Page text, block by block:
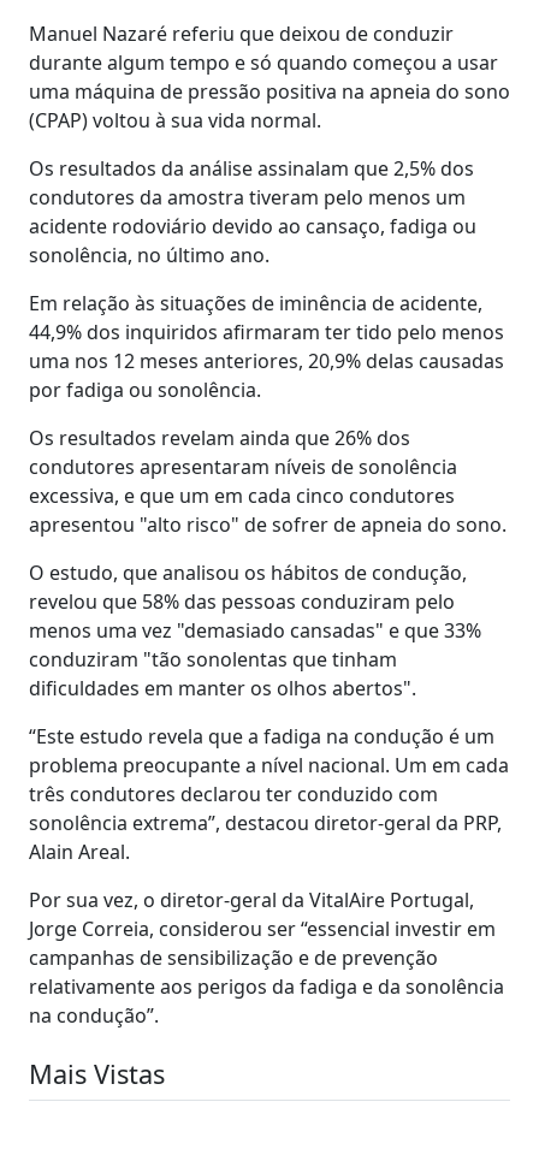
Manuel Nazaré referiu que deixou de conduzir
durante algum tempo e só quando começou a usar
uma máquina de pressão positiva na apneia do sono
(CPAP) voltou à sua vida normal.
Os resultados da análise assinalam que 2,5% dos
condutores da amostra tiveram pelo menos um
acidente rodoviário devido ao cansaço, fadiga ou
sonolência, no último ano.
Em relação às situações de iminência de acidente,
44,9% dos inquiridos afirmaram ter tido pelo menos
uma nos 12 meses anteriores, 20,9% delas causadas
por fadiga ou sonolência.
Os resultados revelam ainda que 26% dos
condutores apresentaram níveis de sonolência
excessiva, e que um em cada cinco condutores
apresentou "alto risco" de sofrer de apneia do sono.
O estudo, que analisou os hábitos de condução,
revelou que 58% das pessoas conduziram pelo
menos uma vez "demasiado cansadas" e que 33%
conduziram "tão sonolentas que tinham
dificuldades em manter os olhos abertos".
“Este estudo revela que a fadiga na condução é um
problema preocupante a nível nacional. Um em cada
três condutores declarou ter conduzido com
sonolência extrema”, destacou diretor-geral da PRP,
Alain Areal.
Por sua vez, o diretor-geral da VitalAire Portugal,
Jorge Correia, considerou ser “essencial investir em
campanhas de sensibilização e de prevenção
relativamente aos perigos da fadiga e da sonolência
na condução”.
Mais Vistas